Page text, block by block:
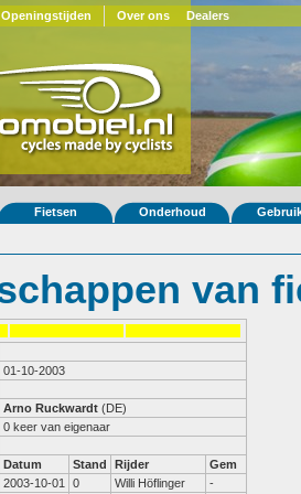
Openingstijden Over ons Dealers
Fietsen Onderhoud
van
01-10-2003
Arno Ruckwardt (DE)
0 keer van eigenaar
Datum Stand Rijder
Gem
2003-10-01
0 Willi Höflinger
-